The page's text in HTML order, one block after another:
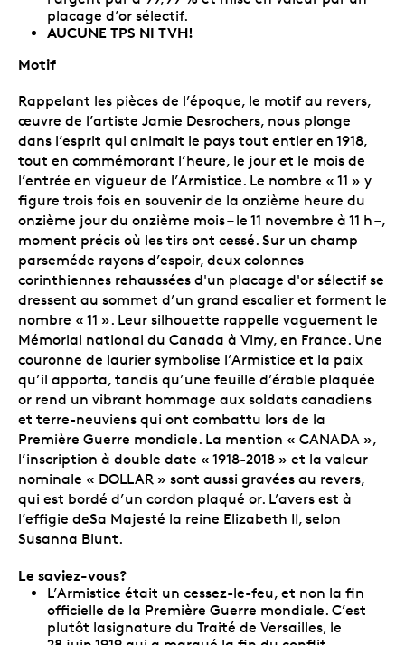
placage d’or sélectif.
AUCUNE TPS NI TVH!
Motif
Rappelant les pièces de l’époque, le motif au revers,
œuvre de l’artiste Jamie Desrochers, nous plonge
dans l’esprit qui animait le pays tout entier en 1918,
tout en commémorant l’heure, le jour et le mois de
l’entrée en vigueur de l’Armistice. Le nombre « 11 » y
figure trois fois en souvenir de la onzième heure du
onzième jour du onzième mois – le 11 novembre à 11 h –,
moment précis où les tirs ont cessé. Sur un champ
parseméde rayons d’espoir, deux colonnes
corinthiennes rehaussées d'un placage d'or sélectif se
dressent au sommet d’un grand escalier et forment le
nombre « 11 ». Leur silhouette rappelle vaguement le
Mémorial national du Canada à Vimy, en France. Une
couronne de laurier symbolise l’Armistice et la paix
qu’il apporta, tandis qu’une feuille d’érable plaquée
or rend un vibrant hommage aux soldats canadiens
et terre-neuviens qui ont combattu lors de la
Première Guerre mondiale. La mention « CANADA »,
l’inscription à double date « 1918-2018 » et la valeur
nominale « DOLLAR » sont aussi gravées au revers,
qui est bordé d’un cordon plaqué or. L’avers est à
l’effigie deSa Majesté la reine Elizabeth II, selon
Susanna Blunt.
Le saviez-vous?
L’Armistice était un cessez-le-feu, et non la fin
officielle de la Première Guerre mondiale. C’est
plutôt lasignature du Traité de Versailles, le